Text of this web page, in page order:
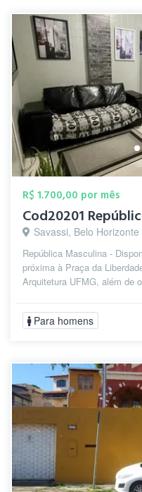
R$ 1.700,00 por mês
Savassi, Belo Horizonte
República Masculina -
próxima à Praça da
Arquitetura UFMG, além de
Para homens